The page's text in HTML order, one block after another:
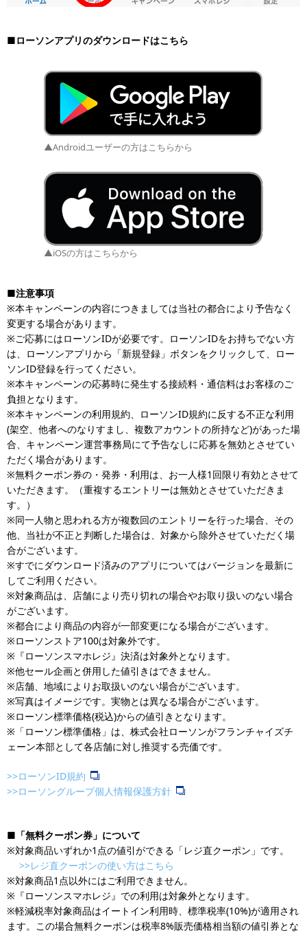
■ローソンアプリのダウンロードはこちら
▲Androidユーザーの方はこちらから
▲iOSの方はこちらから
■注意事項
※本キャンペーンの内容につきましては当社の都合により予告なく
変更する場合があります。
※ご応募にはローソンIDが必要です。ローソンIDをお持ちでない方
は、ローソンアプリから「新規登録」ボタンをクリックして、ロー
ソンID登録を行ってください。
※本キャンペーンの応募時に発生する接続料・通信料はお客様のご
負担となります。
※本キャンペーンの利用規約、ローソンID規約に反する不正な利用
(架空、他者へのなりすまし、複数アカウントの所持など)があった場
合、キャンペーン運営事務局にて予告なしに応募を無効とさせてい
ただく場合があります。
※無料クーポン券の・発券・利用は、お一人様1回限り有効とさせて
いただきます。（重複するエントリーは無効とさせていただきま
す。）
※同一人物と思われる方が複数回のエントリーを行った場合、その
他、当社が不正と判断した場合は、対象から除外させていただく場
合がございます。
※すでにダウンロード済みのアプリについてはバージョンを最新に
してご利用ください。
※対象商品は、店舗により売り切れの場合やお取り扱いのない場合
がございます。
※都合により商品の内容が一部変更になる場合がございます。
※ローソンストア100は対象外です。
※『ローソンスマホレジ』決済は対象外となります。
※他セール企画と併用した値引きはできません。
※店舗、地域によりお取扱いのない場合がございます。
※写真はイメージです。実物とは異なる場合がございます。
※ローソン標準価格(税込)からの値引きとなります。
※「ローソン標準価格」は、株式会社ローソンがフランチャイズチ
ェーン本部として各店舗に対し推奨する売価です。
>>ローソンID規約
>>ローソングループ個人情報保護方針
■「無料クーポン券」について
※対象商品いずれか1点の値引ができる「レジ直クーポン」です。
>>レジ直クーポンの使い方はこちら
※対象商品1点以外にはご利用できません。
※『ローソンスマホレジ』での利用は対象外となります。
※軽減税率対象商品はイートイン利用時、標準税率(10%)が適用され
ます。この場合無料クーポンは税率8%販売価格相当額の値引券とな